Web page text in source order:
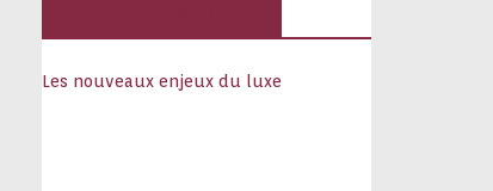
Les nouveaux enjeux du luxe